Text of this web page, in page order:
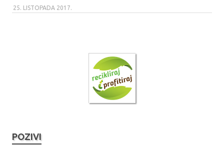
25. LISTOPADA 2017.
POZIVI